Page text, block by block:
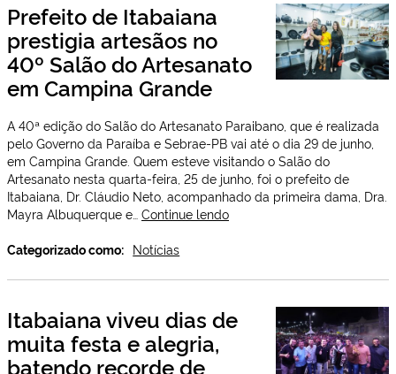
na
19ª
Corrida
do
Grande
Prefeito de Itabaiana
prestigia artesãos no
40º Salão do Artesanato
em Campina Grande
A 40ª edição do Salão do Artesanato Paraibano, que é realizada
pelo Governo da Paraíba e Sebrae-PB vai até o dia 29 de junho,
em Campina Grande. Quem esteve visitando o Salão do
Artesanato nesta quarta-feira, 25 de junho, foi o prefeito de
Itabaiana, Dr. Cláudio Neto, acompanhado da primeira dama, Dra.
Mayra Albuquerque e… Continue lendoPrefeito
artesãos
40º
Categorizado como: Notícias
Itabaiana viveu dias de
muita festa e alegria,
batendo recorde de